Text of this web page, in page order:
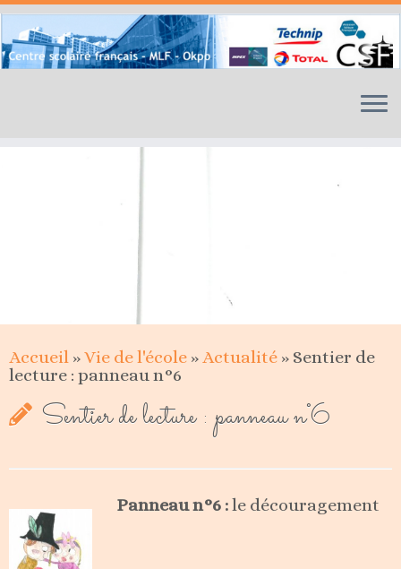
Skip
content
Accueil »Vie de l'école »Actualité » Sentier de
lecture : panneau n°6
Sentier de lecture : panneau n°6
Panneau n°6 :le découragement